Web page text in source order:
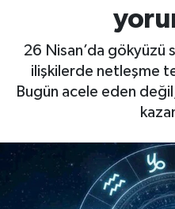
26 Nisan’da gökyüzü
ilişkilerde netleşme
Bugün acele eden